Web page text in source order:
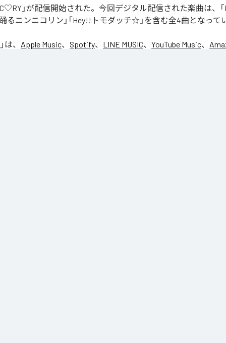
」が配信開始された。今回デジタル配信された楽曲は、「
るニンニコリン」「Hey!!トモダッチ☆」を含む全4曲となって
」は、 Apple Music、 Spotify、 LINE MUSIC、 YouTube Music、